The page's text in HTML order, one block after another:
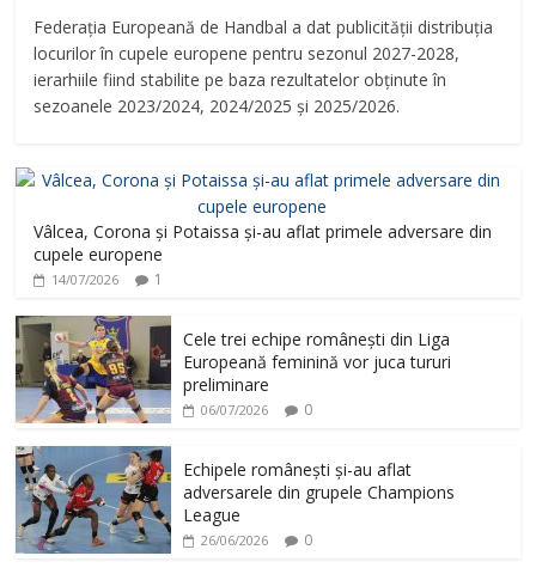
Federația Europeană de Handbal a dat publicității distribuția
locurilor în cupele europene pentru sezonul 2027-2028,
ierarhiile fiind stabilite pe baza rezultatelor obținute în
sezoanele 2023/2024, 2024/2025 și 2025/2026.
Vâlcea, Corona și Potaissa și-au aflat primele adversare din
cupele europene
14/07/2026 1
Cele trei echipe românești din Liga
Europeană feminină vor juca tururi
preliminare
06/07/2026 0
Echipele românești și-au aflat
adversarele din grupele Champions
League
26/06/2026 0